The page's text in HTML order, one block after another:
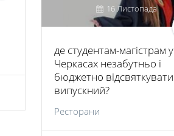
16 Листопада
де студентам-магістрам у
Черкасах незабутньо і
бюджетно відсвяткувати
випускний?
Ресторани